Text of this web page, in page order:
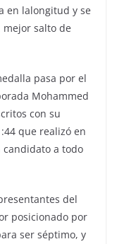
en lalongitud y se
mejor salto de
pasa por el
Mohammed
con su
que realizó en
candidato a todo
del
posicionado por
ser séptimo, y